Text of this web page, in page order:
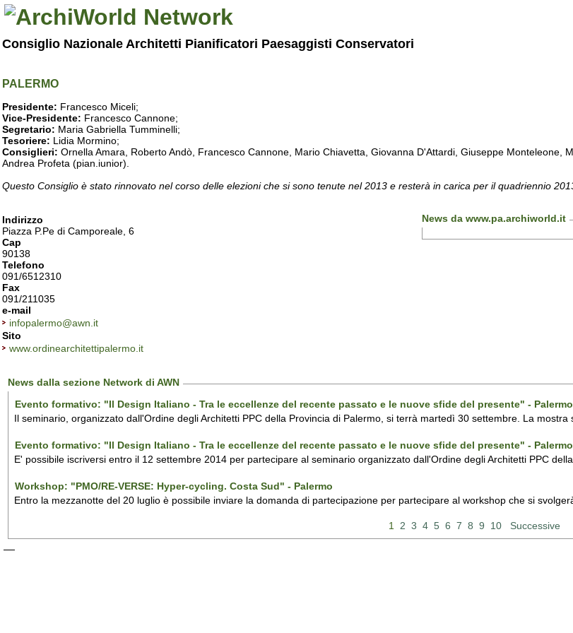
Consiglio Nazionale Architetti Pianificatori Paesaggisti Conservatori
PALERMO
Presidente: Francesco Miceli;
Vice-Presidente: Francesco Cannone;
Segretario: Maria Gabriella Tumminelli;
Tesoriere: Lidia Mormino;
Consiglieri: Ornella Amara, Roberto Andò, Francesco Cannone, Mario Chiavetta, Giovanna D'Attardi, Giuseppe Monteleone,
Andrea Profeta (pian.iunior).
Questo Consiglio è stato rinnovato nel corso delle elezioni che si sono tenute nel 2013 e resterà in carica per il quadriennio
Indirizzo
Piazza P.Pe di Camporeale, 6
Cap
90138
Telefono
091/6512310
Fax
091/211035
e-mail
infopalermo@awn.it
Sito
www.ordinearchitettipalermo.it
News da www.pa.archiworld.it
News dalla sezione Network di AWN
Evento formativo: "Il Design Italiano - Tra le eccellenze del recente passato e le nuove sfide del presente" - Palermo
Il seminario, organizzato dall'Ordine degli Architetti PPC della Provincia di Palermo, si terrà martedì 30 settembre. La
Evento formativo: "Il Design Italiano - Tra le eccellenze del recente passato e le nuove sfide del presente" - Palermo
E' possibile iscriversi entro il 12 settembre 2014 per partecipare al seminario organizzato dall'Ordine degli Architetti PPC
Workshop: "PMO/RE-VERSE: Hyper-cycling. Costa Sud" - Palermo
Entro la mezzanotte del 20 luglio è possibile inviare la domanda di partecipazione per partecipare al workshop che si
1 2 3 4 5 6 7 8 9 10 Successive